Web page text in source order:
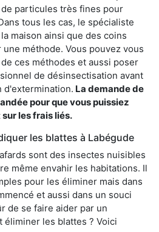
particules très fines pour
tous les cas, le spécialiste
maison ainsi que des coins
méthode. Vous pouvez vous
ces méthodes et aussi poser
de désinsectisation avant
d'extermination. La demande de
pour que vous puissiez
les frais liés.
les blattes à Labégude
sont des insectes nuisibles
même envahir les habitations. Il
pour les éliminer mais dans
et aussi dans un souci
de se faire aider par un
éliminer les blattes ? Voici